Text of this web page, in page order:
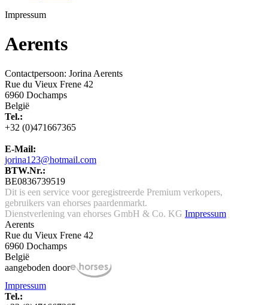
Impressum
Aerents
Contactpersoon: Jorina Aerents
Rue du Vieux Frene 42
6960 Dochamps
België
Tel.:
+32 (0)471667365
E-Mail:
jorina123@hotmail.com
BTW.Nr.:
BE0836739519
Dit is een service voor geregistreerde Premium verkopers,
gebruikers van ehorses paardenmarkt.
Dienstverlening van ehorses GmbH & Co. KG Impressum
Aerents
Rue du Vieux Frene 42
6960 Dochamps
België
aangeboden door
Impressum
Tel.: